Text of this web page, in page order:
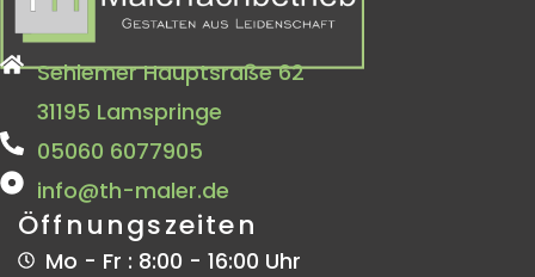
Sehlemer Hauptsraße 62
31195 Lamspringe
05060 6077905
info@th-maler.de
Öffnungszeiten
Mo - Fr : 8:00 - 16:00 Uhr